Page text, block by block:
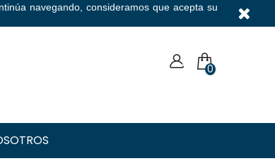
navegando, consideramos que acepta su
Moneda
0